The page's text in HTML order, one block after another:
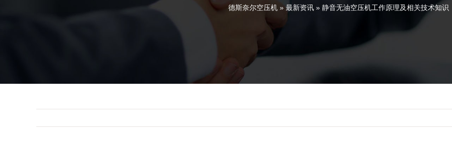
德斯奈尔空压机 » 最新资讯 » 静音无油空压机工作原理及相关技术知识